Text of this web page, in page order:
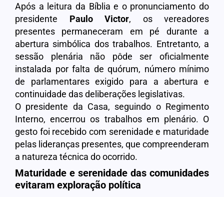
Após a leitura da Bíblia e o pronunciamento do
presidente Paulo Victor, os vereadores
presentes permaneceram em pé durante a
abertura simbólica dos trabalhos. Entretanto, a
sessão plenária não pôde ser oficialmente
instalada por falta de quórum, número mínimo
de parlamentares exigido para a abertura e
continuidade das deliberações legislativas.
O presidente da Casa, seguindo o Regimento
Interno, encerrou os trabalhos em plenário. O
gesto foi recebido com serenidade e maturidade
pelas lideranças presentes, que compreenderam
a natureza técnica do ocorrido.
Maturidade e serenidade das comunidades
evitaram exploração política